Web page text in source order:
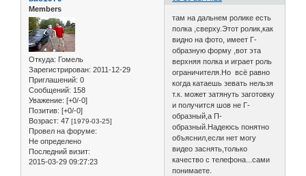
Members
Откуда: Гомель
Зарегистрирован: 2011-12-29
Приглашений: 0
Сообщений: 158
Уважение: [+0/-0]
Позитив: [+0/-0]
Возраст: 47 [1979-03-25]
Провел на форуме:
Не определено
Последний визит:
2015-03-29 09:27:23
там на дальнем ролике есть
полка ,сверху.Этот ролик,как
видно на фото, имеет Г-
образную форму ,вот эта
верхняя полка и играет роль
ограничителя.Но всё равно
когда катаешь зевать нельзя
т.к. может затянуть заготовку
и получится шов не Г-
образный,а П-
образный.Надеюсь понятно
объяснил,если нет могу
видео заснять,только
качество с телефона...сами
понимаете.